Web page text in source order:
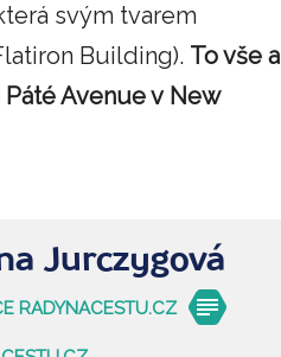
svým tvarem
Building). To vše a
Avenue v New
Jurczygová
RADYNACESTU.CZ